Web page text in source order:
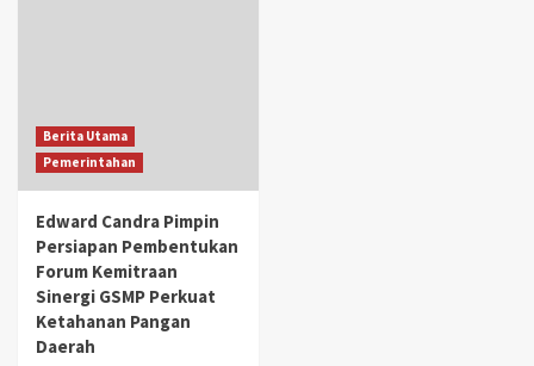
Berita Utama
Pemerintahan
Edward Candra Pimpin
Persiapan Pembentukan
Forum Kemitraan
Sinergi GSMP Perkuat
Ketahanan Pangan
Daerah